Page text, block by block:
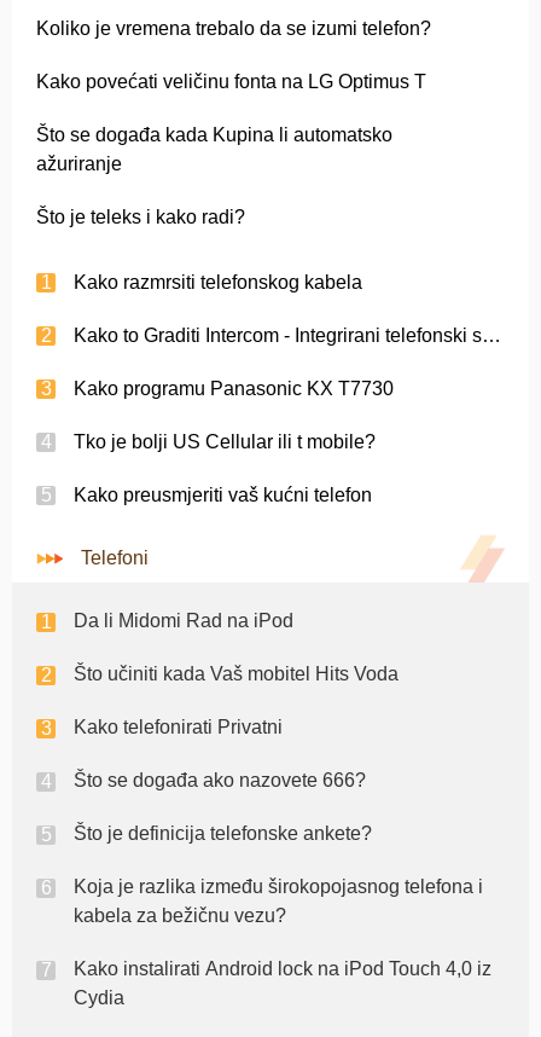
Koliko je vremena trebalo da se izumi telefon?
Kako povećati veličinu fonta na LG Optimus T
Što se događa kada Kupina li automatsko
ažuriranje
Što je teleks i kako radi?
Kako razmrsiti telefonskog kabela
Kako to Graditi Intercom - Integrirani telefonski sustav
Kako programu Panasonic KX T7730
Tko je bolji US Cellular ili t mobile?
Kako preusmjeriti vaš kućni telefon
Telefoni
Da li Midomi Rad na iPod
Što učiniti kada Vaš mobitel Hits Voda
Kako telefonirati Privatni
Što se događa ako nazovete 666?
Što je definicija telefonske ankete?
Koja je razlika između širokopojasnog telefona i
kabela za bežičnu vezu?
Kako instalirati Android lock na iPod Touch 4,0 iz
Cydia